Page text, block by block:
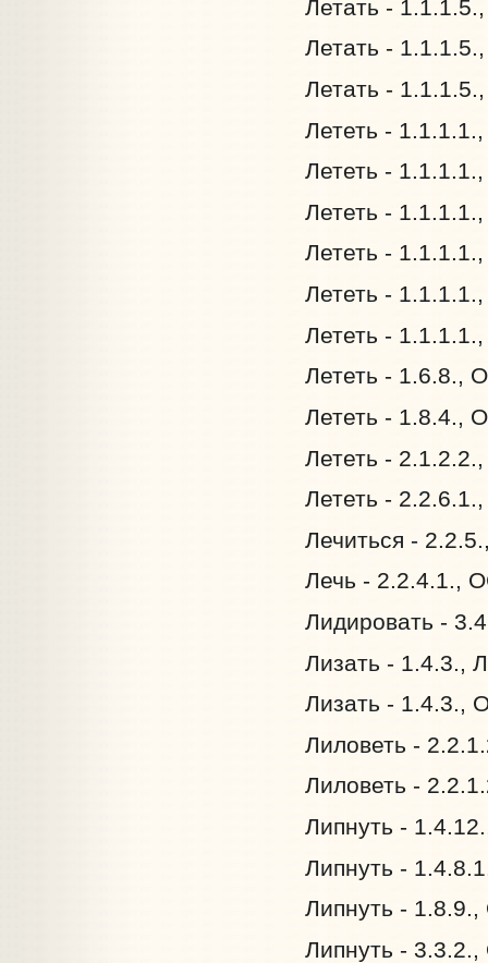
Летать -
Летать -
Летать -
Лететь -
Лететь -
Лететь -
Лететь -
Лететь -
Лететь -
Лететь - 1.6.8.,
Лететь - 1.8.4.,
Лететь -
Лететь -
Лечиться -
Лечь - 2.2.4.1.,
Лидировать -
Лизать - 1.4.3.,
Лизать - 1.4.3.,
Лиловеть -
Лиловеть -
Липнуть -
Липнуть -
Липнуть -
Липнуть -